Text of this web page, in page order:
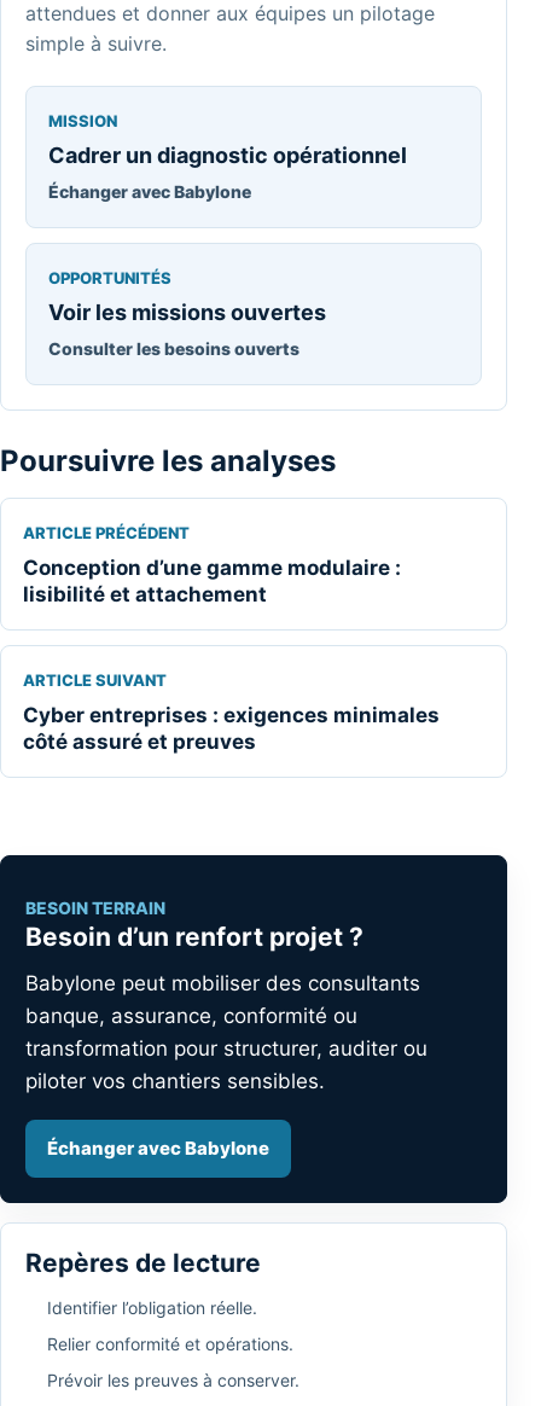
attendues et donner aux équipes un pilotage
simple à suivre.
MISSION
Cadrer un diagnostic opérationnel
Échanger avec Babylone
OPPORTUNITÉS
Voir les missions ouvertes
Consulter les besoins ouverts
Poursuivre les analyses
ARTICLE PRÉCÉDENT
Conception d’une gamme modulaire :
lisibilité et attachement
ARTICLE SUIVANT
Cyber entreprises : exigences minimales
côté assuré et preuves
BESOIN TERRAIN
Besoin d’un renfort projet ?
Babylone peut mobiliser des consultants
banque, assurance, conformité ou
transformation pour structurer, auditer ou
piloter vos chantiers sensibles.
Échanger avec Babylone
Repères de lecture
Identifier l’obligation réelle.
Relier conformité et opérations.
Prévoir les preuves à conserver.